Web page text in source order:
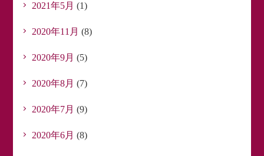
2021年5月 (1)
2020年11月 (8)
2020年9月 (5)
2020年8月 (7)
2020年7月 (9)
2020年6月 (8)